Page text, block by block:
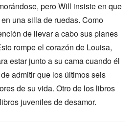
pero Will insiste en que
una silla de ruedas. Como
de llevar a cabo sus planes
rompe el corazón de Louisa,
estar junto a su cama cuando él
admitir que los últimos seis
de su vida. Otro de los libros
juveniles de desamor.